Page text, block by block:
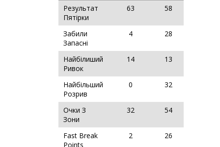
Результат
Пятірки
63 58
Забили
Запасні
4 28
Найбілиший
Ривок
14 13
Найбільший
Розрив
0 32
Очки З
Зони
32 54
Fast Break
Points
2 26